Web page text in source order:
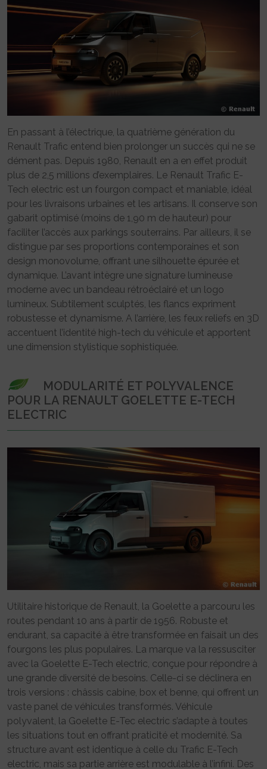
En passant à l’électrique, la quatrième génération du
Renault Trafic entend bien prolonger un succès qui ne se
dément pas. Depuis 1980, Renault en a en effet produit
plus de 2,5 millions d’exemplaires. Le Renault Trafic E-
Tech electric est un fourgon compact et maniable, idéal
pour les livraisons urbaines et les artisans. Il conserve son
gabarit optimisé (moins de 1,90 m de hauteur) pour
faciliter l’accès aux parkings souterrains. Par ailleurs, il se
distingue par ses proportions contemporaines et son
design monovolume, offrant une silhouette épurée et
dynamique. L’avant intègre une signature lumineuse
moderne avec un bandeau rétroéclairé et un logo
lumineux. Subtilement sculptés, les flancs expriment
robustesse et dynamisme. A l’arrière, les feux reliefs en 3D
accentuent l’identité high-tech du véhicule et apportent
une dimension stylistique sophistiquée.
MODULARITÉ ET POLYVALENCE
POUR LA RENAULT GOELETTE E-TECH
ELECTRIC
Utilitaire historique de Renault, la Goelette a parcouru les
routes pendant 10 ans à partir de 1956. Robuste et
endurant, sa capacité à être transformée en faisait un des
fourgons les plus populaires. La marque va la ressusciter
avec la Goelette E-Tech electric, conçue pour répondre à
une grande diversité de besoins. Celle-ci se déclinera en
trois versions : châssis cabine, box et benne, qui offrent un
vaste panel de véhicules transformés. Véhicule
polyvalent, la Goelette E-Tec electric s’adapte à toutes
les situations tout en offrant praticité et modernité. Sa
structure avant est identique à celle du Trafic E-Tech
electric, mais sa partie arrière est modulable à l’infini. Des